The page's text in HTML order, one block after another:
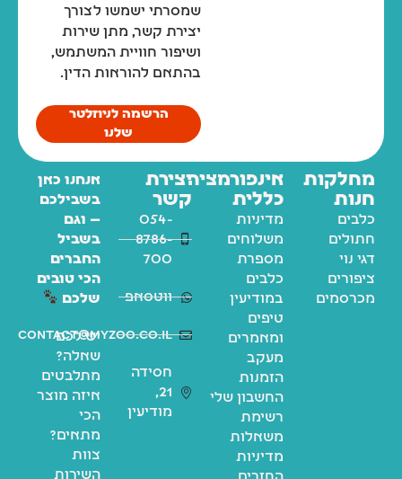
שמסרתי ישמשו לצורך
יצירת קשר, מתן שירות
ושיפור חוויית המשתמש,
בהתאם להוראות הדין.
הרשמה לניוזלטר
שלנו
מחלקות
חנות
כלבים
חתולים
דגי נוי
ציפורים
מכרסמים
אינפורמציה
כללית
מדיניות
משלוחים
מספרת
כלבים
במודיעין
טיפים
ומאמרים
מעקב
הזמנות
החשבון שלי
רשימת
משאלות
מדיניות
יצירת
קשר
054-
8786-
700
ווטסאפ
contact@myzoo.co.il
חסידה
21,
מודיעין
אנחנו כאן
בשבילכם
— וגם
בשביל
החברים
הכי טובים
שלכם
יש לכם
שאלה?
מתלבטים
איזה מוצר
הכי
מתאים?
צוות
השירות